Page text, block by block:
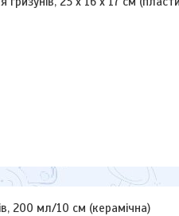
200 мл/10 см (керамічна)